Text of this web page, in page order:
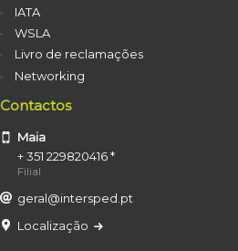
IATA
WSLA
Livro de reclamações
Networking
Contactos
Maia
+ 351 229820416 *
Filial
geral@intersped.pt
Localização